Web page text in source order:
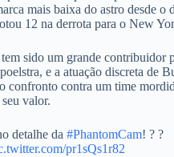
mais baixa do astro desde o
12 na derrota para o New
sido um grande contribuidor
e a atuação discreta de
confronto contra um time
valor.
detalhe da #PhantomCam! ? ?
pr1sQs1r82